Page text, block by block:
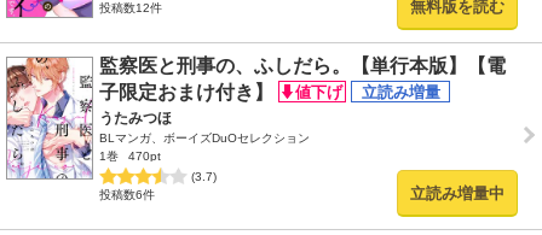
投稿数12件 無料版を読む
監察医と刑事の、ふしだら。【単行本版】【電
子限定おまけ付き】
うたみつほ
BLマンガ、ボーイズDuOセレクション
1巻
470pt
(3.7)
投稿数6件
立読み増量中